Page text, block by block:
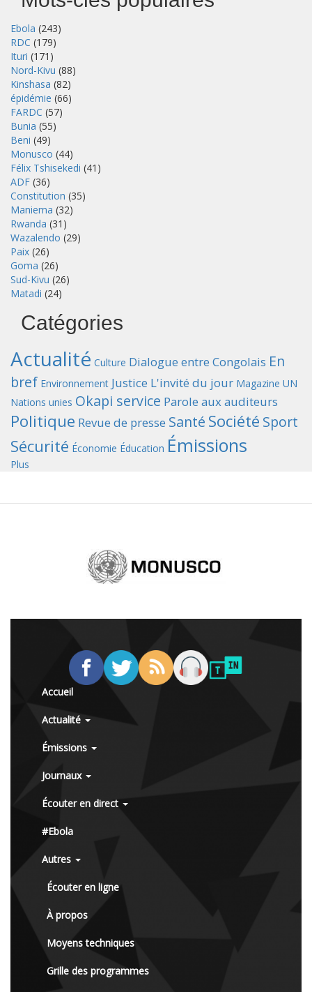
Ebola (243)
RDC (179)
Ituri (171)
Nord-Kivu (88)
Kinshasa (82)
épidémie (66)
FARDC (57)
Bunia (55)
Beni (49)
Monusco (44)
Félix Tshisekedi (41)
ADF (36)
Constitution (35)
Maniema (32)
Rwanda (31)
Wazalendo (29)
Paix (26)
Goma (26)
Sud-Kivu (26)
Matadi (24)
Catégories
Actualité Culture Dialogue entre Congolais En
bref Environnement Justice L'invité du jour Magazine UN
Nations unies Okapi service Parole aux auditeurs
Politique Revue de presse Santé Société Sport
Sécurité Économie Éducation Émissions
Plus
Accueil
Actualité
Émissions
Journaux
Écouter en direct
#Ebola
Autres
Écouter en ligne
À propos
Moyens techniques
Grille des programmes